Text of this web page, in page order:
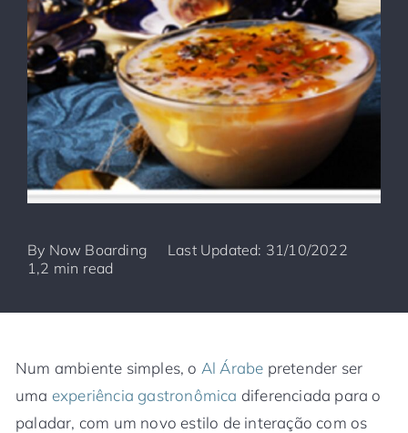
By Now Boarding
Last Updated: 31/10/2022
1,2 min read
Num ambiente simples, o Al Árabe pretender ser
uma experiência gastronômica diferenciada para o
paladar, com um novo estilo de interação com os